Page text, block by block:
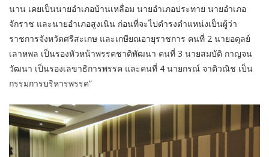
นาน เคยเป็นนายอำเภอบ้านเหลื่อม นายอำเภอประทาย นายอำเภอ
จักราช และนายอำเภอสูงเนิน ก่อนที่จะไปดำรงตำแหน่งเป็นผู้ว่า
ราชการจังหวัดศรีสะเกษ และเกษียณอายุราชการ คนที่ 2 นายอดุลย์
เลาหพล เป็นรองหัวหน้าพรรคชาติพัฒนา คนที่ 3 นายสมบัติ กาญจน
วัฒนา เป็นรองเลขาธิการพรรค และคนที่ 4 นายกรณ์ จาติวณิช เป็น
กรรมการบริหารพรรค”